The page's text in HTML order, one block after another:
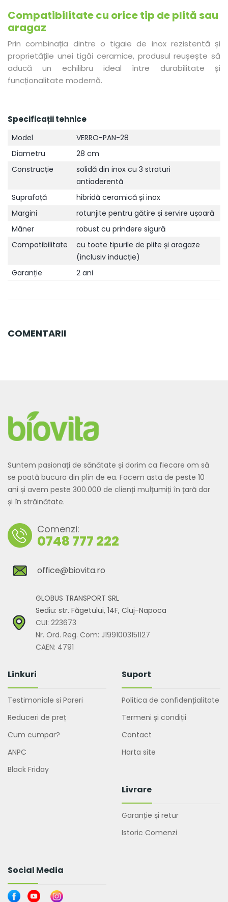
Compatibilitate cu orice tip de plită sau
aragaz
Prin combinația dintre o tigaie de inox rezistentă și
proprietățile unei tigăi ceramice, produsul reușește să
aducă un echilibru ideal între durabilitate și
funcționalitate modernă.
Specificații tehnice
Model
VERRO-PAN-28
Diametru
28 cm
Construcție
solidă din inox cu 3 straturi
antiaderentă
Suprafață
hibridă ceramică și inox
Margini
rotunjite pentru gătire și servire ușoară
Mâner
robust cu prindere sigură
Compatibilitate
cu toate tipurile de plite și aragaze
(inclusiv inducție)
Garanție
2 ani
COMENTARII
Suntem pasionați de sănătate și dorim ca fiecare om să
se poată bucura din plin de ea. Facem asta de peste 10
ani și avem peste 300.000 de clienți mulțumiți în țară dar
și în străinătate.
Comenzi:
0748 777 222
office@biovita.ro
GLOBUS TRANSPORT SRL
Sediu: str. Făgetului, 14F, Cluj-Napoca
CUI: 223673
Nr. Ord. Reg. Com: J1991003151127
CAEN: 4791
Linkuri
Testimoniale si Pareri
Reduceri de preț
Cum cumpar?
ANPC
Black Friday
Suport
Politica de confidențialitate
Termeni și condiții
Contact
Harta site
Livrare
Garanție și retur
Istoric Comenzi
Social Media